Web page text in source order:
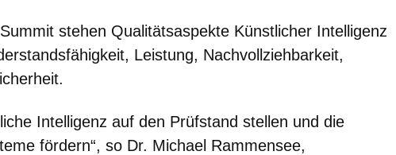
stehen Qualitätsaspekte Künstlicher Intelligenz
Leistung, Nachvollziehbarkeit,
Intelligenz auf den Prüfstand stellen und die
fördern“, so Dr. Michael Rammensee,